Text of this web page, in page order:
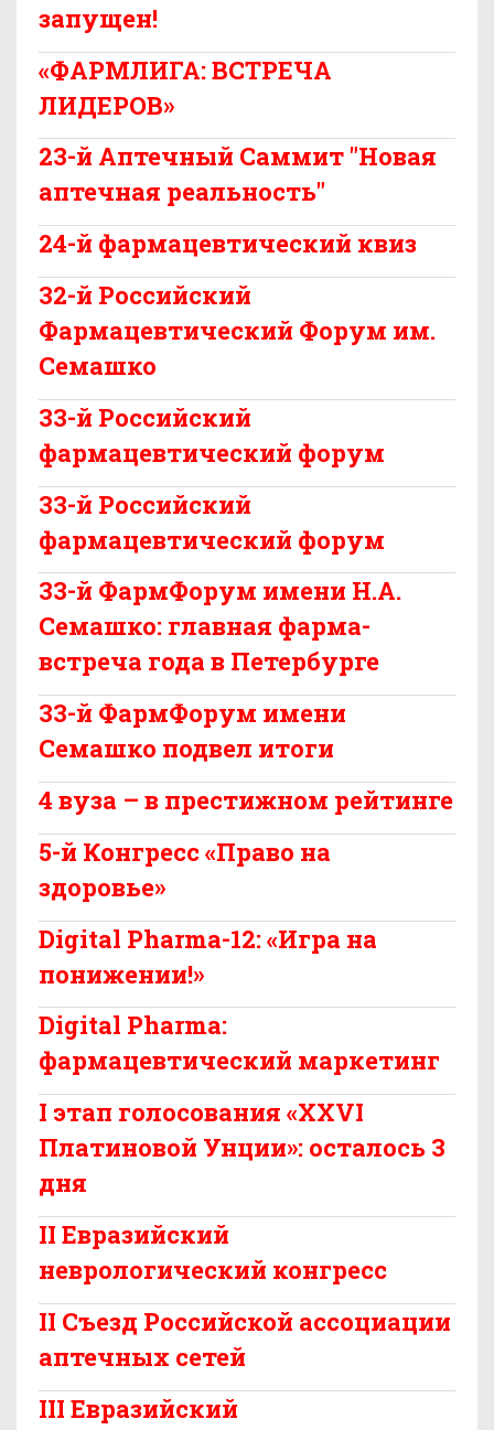
запущен!
«ФАРМЛИГА: ВСТРЕЧА
ЛИДЕРОВ»
23-й Аптечный Саммит "Новая
аптечная реальность"
24-й фармацевтический квиз
32-й Российский
Фармацевтический Форум им.
Семашко
33-й Российский
фармацевтический форум
33-й Российский
фармацевтический форум
33-й ФармФорум имени Н.А.
Семашко: главная фарма-
встреча года в Петербурге
33-й ФармФорум имени
Семашко подвел итоги
4 вуза – в престижном рейтинге
5-й Конгресс «Право на
здоровье»
Digital Pharma-12: «Игра на
понижении!»
Digital Pharma:
фармацевтический маркетинг
I этап голосования «XXVI
Платиновой Унции»: осталось 3
дня
II Евразийский
неврологический конгресс
II Съезд Российской ассоциации
аптечных сетей
III Евразийский